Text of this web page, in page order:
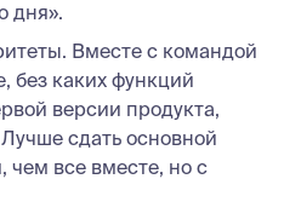
дня».
Вместе с командой
без каких функций
версии продукта,
сдать основной
чем все вместе, но с